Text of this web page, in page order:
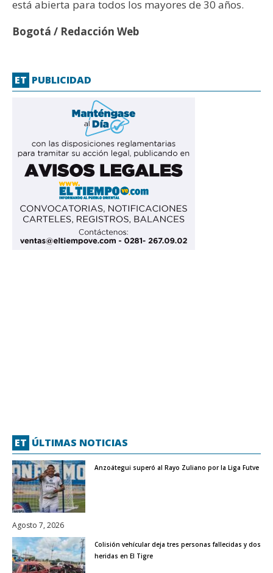
está abierta para todos los mayores de 30 años.
Bogotá / Redacción Web
ET PUBLICIDAD
ET ÚLTIMAS NOTICIAS
Anzoátegui superó al Rayo Zuliano por la Liga Futve
Agosto 7, 2026
Colisión vehícular deja tres personas fallecidas y dos
heridas en El Tigre